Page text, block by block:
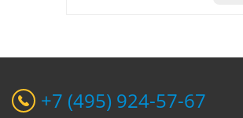
+7 (495) 924-57-67